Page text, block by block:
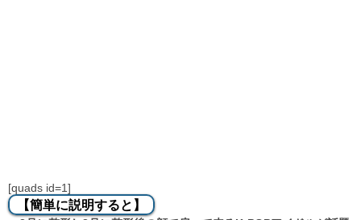
[quads id=1]
【簡単に説明すると】